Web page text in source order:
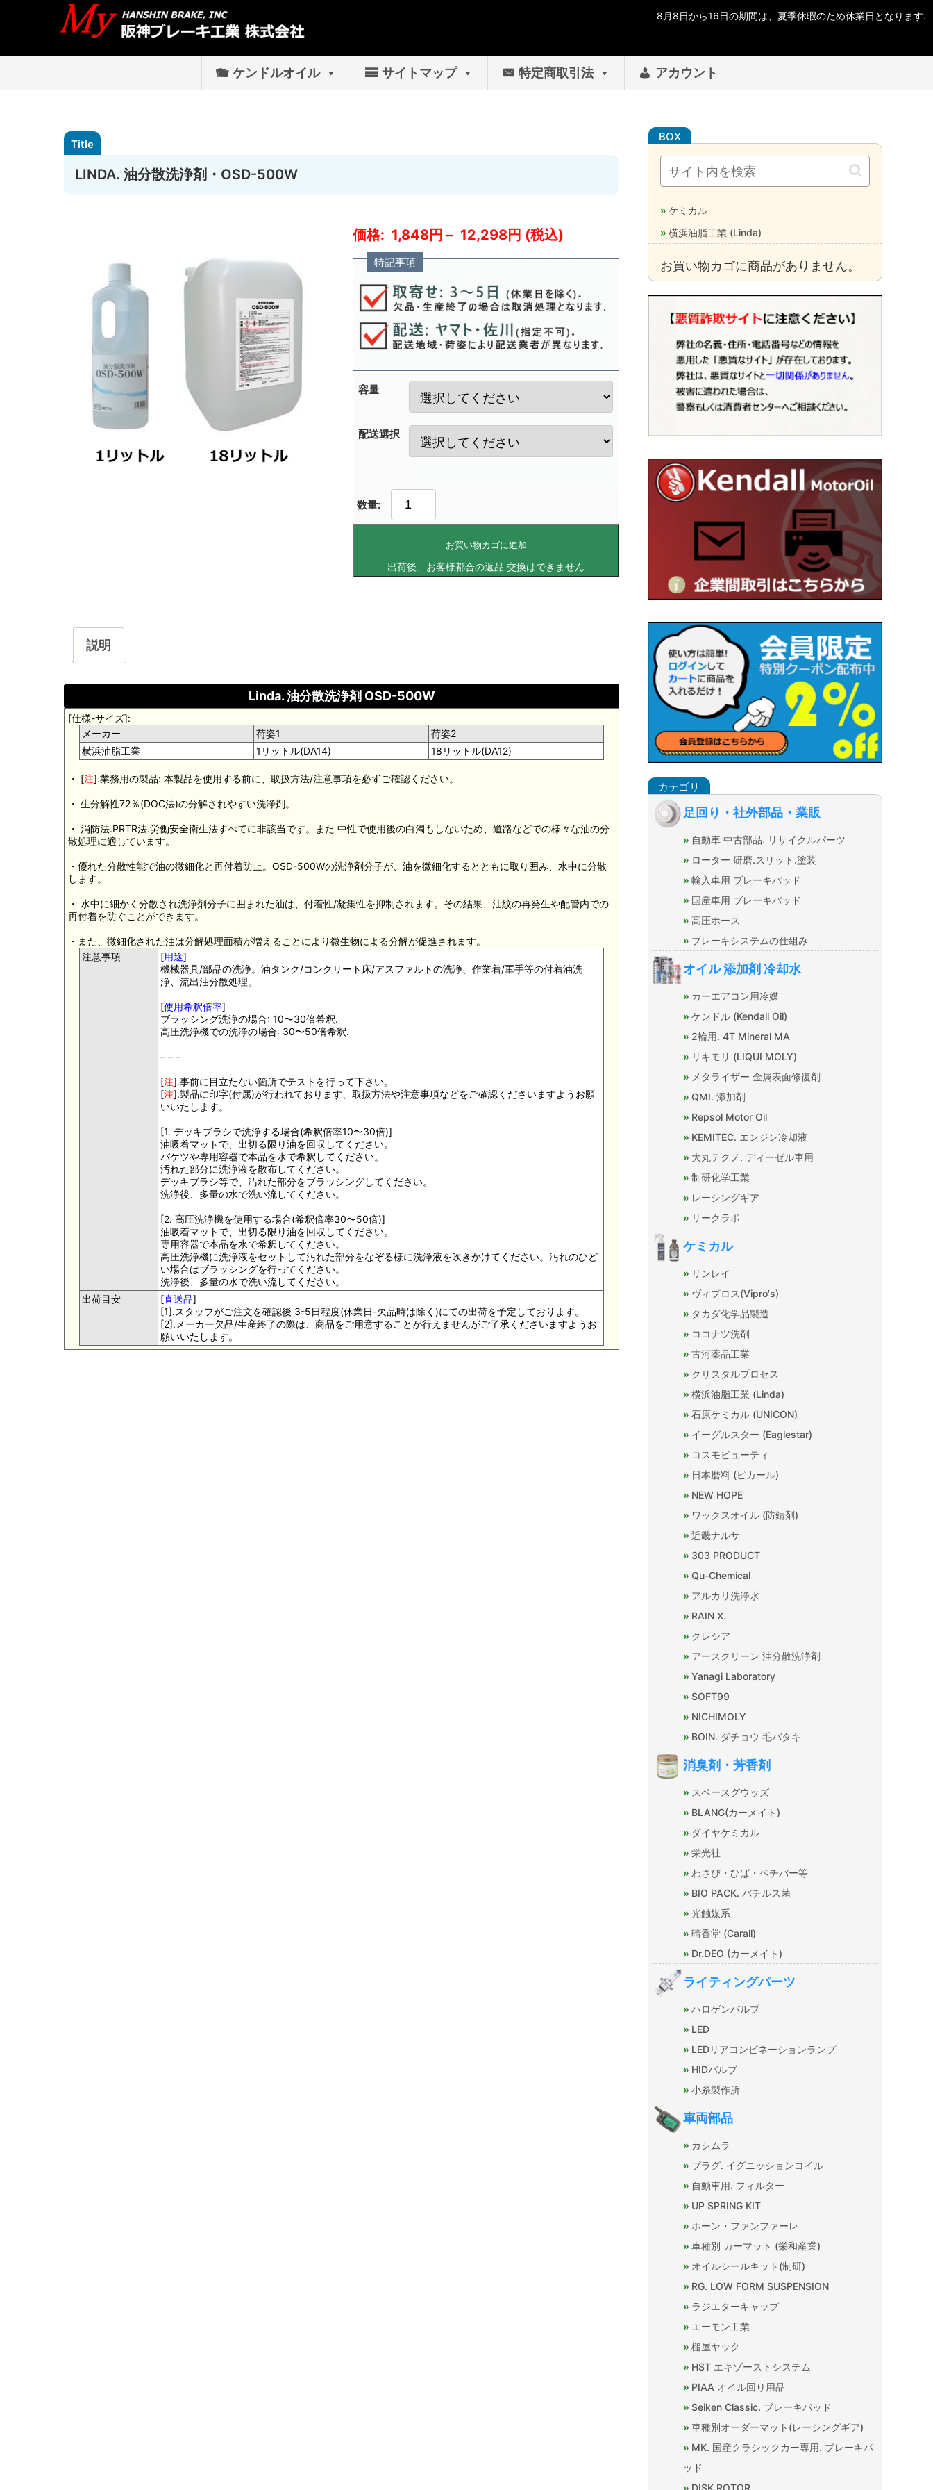
ケンドルオイル サイトマップ 特定商取引法 アカウント
LINDA. 油分散洗浄剤・OSD-500W
1,848 – 12,298
特記事項
容量
配送選択
お買い物カゴに追加
説明
Linda. 油分散洗浄剤 OSD-500W
[仕様-サイズ]:
メーカー
荷姿1
荷姿2
横浜油脂工業
1リットル(DA14) 18リットル(DA12)
・ [注].業務用の製品: 本製品を使用する前に、取扱方法/注意事項を必ずご確認ください。
・ 生分解性72％(DOC法)の分解されやすい洗浄剤。
・ 消防法.PRTR法.労働安全衛生法すべてに非該当です。また 中性で使用後の白濁もしないため、道路などでの様々な油の分
散処理に適しています。
・優れた分散性能で油の微細化と再付着防止。OSD-500Wの洗浄剤分子が、油を微細化するとともに取り囲み、水中に分散
します。
・ 水中に細かく分散され洗浄剤分子に囲まれた油は、付着性/凝集性を抑制されます。その結果、油紋の再発生や配管内での
再付着を防ぐことができます。
・また、微細化された油は分解処理面積が増えることにより微生物による分解が促進されます。
注意事項
[用途]
機械器具/部品の洗浄。油タンク/コンクリート床/アスファルトの洗浄、作業着/軍手等の付着油洗
浄、流出油分散処理。
[使用希釈倍率]
ブラッシング洗浄の場合: 10〜30倍希釈.
高圧洗浄機での洗浄の場合: 30〜50倍希釈.
– – –
[注].事前に目立たない箇所でテストを行って下さい。
[注].製品に印字(付属)が行われております、取扱方法や注意事項などをご確認くださいますようお願
いいたします。
[1. デッキブラシで洗浄する場合(希釈倍率10〜30倍)]
油吸着マットで、出切る限り油を回収してください。
バケツや専用容器で本品を水で希釈してください。
汚れた部分に洗浄液を散布してください。
デッキブラシ等で、汚れた部分をブラッシングしてください。
洗浄後、多量の水で洗い流してください。
[2. 高圧洗浄機を使用する場合(希釈倍率30〜50倍)]
油吸着マットで、出切る限り油を回収してください。
専用容器で本品を水で希釈してください。
高圧洗浄機に洗浄液をセットして汚れた部分をなぞる様に洗浄液を吹きかけてください。汚れのひど
い場合はブラッシングを行ってください。
洗浄後、多量の水で洗い流してください。
出荷目安
[直送品]
[1].スタッフがご注文を確認後 3-5日程度(休業日-欠品時は除く)にての出荷を予定しております。
[2].メーカー欠品/生産終了の際は、商品をご用意することが行えませんがご了承くださいますようお
願いいたします。
ケミカル
横浜油脂工業 (Linda)
お買い物カゴに商品がありません。
足回り・社外部品・業販
自動車 中古部品. リサイクルパーツ
ローター 研磨.スリット.塗装
輸入車用 ブレーキパッド
国産車用 ブレーキパッド
高圧ホース
ブレーキシステムの仕組み
オイル 添加剤 冷却水
カーエアコン用冷媒
ケンドル (Kendall Oil)
2輪用. 4T Mineral MA
リキモリ (LIQUI MOLY)
メタライザー 金属表面修復剤
QMI. 添加剤
Repsol Motor Oil
KEMITEC. エンジン冷却液
大丸テクノ. ディーゼル車用
制研化学工業
レーシングギア
リークラボ
ケミカル
リンレイ
ヴィプロス(Vipro's)
タカダ化学品製造
ココナツ洗剤
古河薬品工業
クリスタルプロセス
横浜油脂工業 (Linda)
石原ケミカル (UNICON)
イーグルスター (Eaglestar)
コスモビューティ
日本磨料 (ピカール)
NEW HOPE
ワックスオイル (防錆剤)
近畿ナルサ
303 PRODUCT
Qu-Chemical
アルカリ洗浄水
RAIN X.
クレシア
アースクリーン 油分散洗浄剤
Yanagi Laboratory
SOFT99
NICHIMOLY
BOIN. ダチョウ 毛バタキ
消臭剤・芳香剤
スペースグウッズ
BLANG(カーメイト)
ダイヤケミカル
栄光社
わさび・ひば・ベチバー等
BIO PACK. バチルス菌
光触媒系
晴香堂 (Carall)
Dr.DEO (カーメイト)
ライティングパーツ
ハロゲンバルブ
LED
LEDリアコンビネーションランプ
HIDバルブ
小糸製作所
車両部品
カシムラ
プラグ. イグニッションコイル
自動車用. フィルター
UP SPRING KIT
ホーン・ファンファーレ
車種別 カーマット (栄和産業)
オイルシールキット(制研)
RG. LOW FORM SUSPENSION
ラジエターキャップ
エーモン工業
槌屋ヤック
HST エキゾーストシステム
PIAA オイル回り用品
Seiken Classic. ブレーキパッド
車種別オーダーマット(レーシングギア)
MK. 国産クラシックカー専用. ブレーキパ
ッド
DISK ROTOR